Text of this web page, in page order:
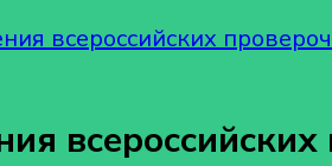
всероссийских